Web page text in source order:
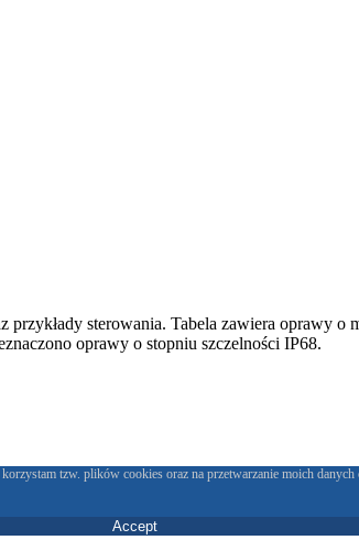
sterowania. Tabela zawiera oprawy o
oprawy o stopniu szczelności IP68.
tzw. plików cookies oraz na przetwarzanie moich
Accept